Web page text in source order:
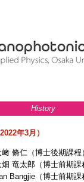
History
年3月）
﨑 脩仁（博士後期課程
畑 竜太郎（博士前期課
Bangjie（博士前期課